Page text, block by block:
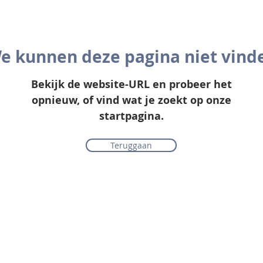
kunnen deze pagina niet
Bekijk de website-URL en probeer het
opnieuw, of vind wat je zoekt op onze
startpagina.
Teruggaan